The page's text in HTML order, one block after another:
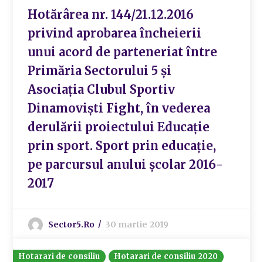
Hotărârea nr. 144/21.12.2016
privind aprobarea încheierii
unui acord de parteneriat între
Primăria Sectorului 5 și
Asociația Clubul Sportiv
Dinamoviști Fight, în vederea
derulării proiectului Educație
prin sport. Sport prin educație,
pe parcursul anului școlar 2016-
2017
Sector5.ro 30 martie 2019
Hotarari de consiliu
Hotarari de consiliu 2020